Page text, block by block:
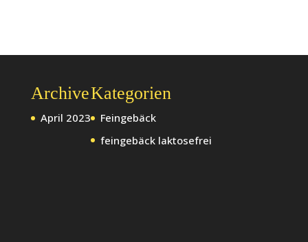
Archive
April 2023
Kategorien
Feingebäck
feingebäck laktosefrei